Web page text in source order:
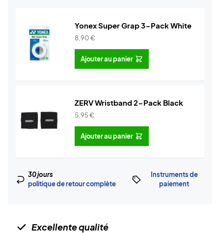
Yonex Super Grap 3-Pack White
8,90€
Ajouter au panier
ZERV Wristband 2-Pack Black
5,95€
Ajouter au panier
30 jours
politique de retour complète
Instruments de
paiement
Excellente qualité